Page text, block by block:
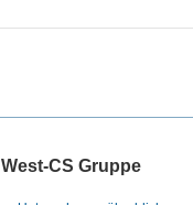
West-CS Gruppe